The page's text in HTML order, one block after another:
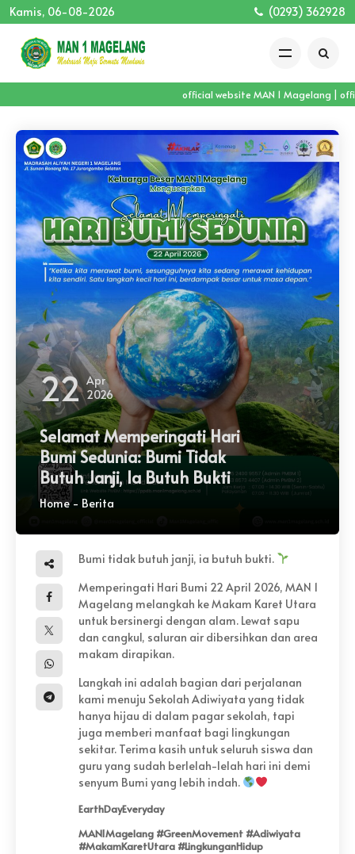
Kamis, 06-08-2026 (0293) 362928
official website MAN 1 Magelang |
22 Apr
2026
Selamat Memperingati Hari
Bumi Sedunia: Bumi Tidak
Butuh Janji, Ia Butuh Bukti
Home- Berita
Bumi tidak butuh janji, ia butuh bukti.
Memperingati Hari Bumi 22 April 2026, MAN 1
Magelang melangkah ke Makam Karet Utara
untuk bersinergi dengan alam. Lewat sapu
dan cangkul, saluran air dibersihkan dan area
makam dirapikan.
Langkah ini adalah bagian dari perjalanan
kami menuju Sekolah Adiwiyata yang tidak
hanya hijau di dalam pagar sekolah, tapi
juga memberi manfaat bagi lingkungan
sekitar. Terima kasih untuk seluruh siswa dan
guru yang sudah berlelah-lelah hari ini demi
senyum Bumi yang lebih indah.
EarthDayEveryday
MAN1Magelang #GreenMovement #Adiwiyata
#MakamKaretUtara #LingkunganHidup